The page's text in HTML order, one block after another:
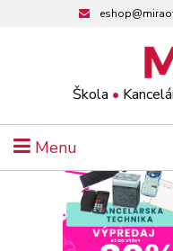
Škola •
Menu